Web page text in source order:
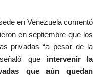
en Venezuela comentó
en septiembre que los
privadas “a pesar de la
que intervenir la
que aún quedan